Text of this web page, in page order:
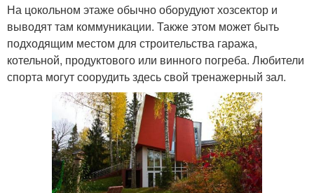
На цокольном этаже обычно оборудуют хозсектор и
выводят там коммуникации. Также этом может быть
подходящим местом для строительства гаража,
котельной, продуктового или винного погреба. Любители
спорта могут соорудить здесь свой тренажерный зал.